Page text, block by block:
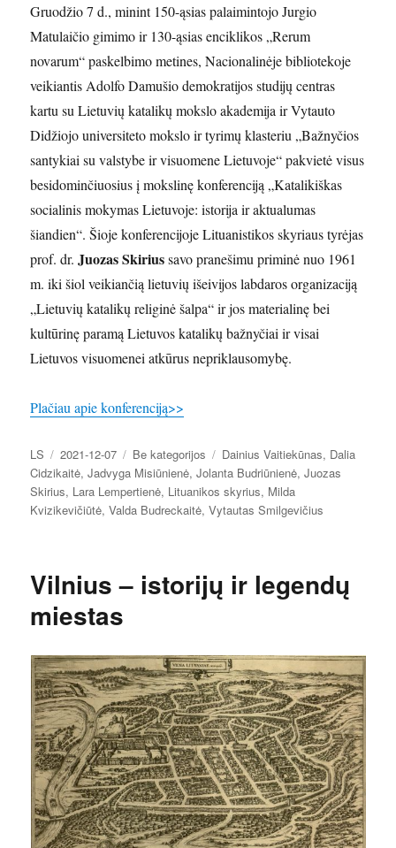
Gruodžio 7 d., minint 150-ąsias palaimintojo Jurgio
Matulaičio gimimo ir 130-ąsias enciklikos „Rerum
novarum“ paskelbimo metines, Nacionalinėje bibliotekoje
veikiantis Adolfo Damušio demokratijos studijų centras
kartu su Lietuvių katalikų mokslo akademija ir Vytauto
Didžiojo universiteto mokslo ir tyrimų klasteriu „Bažnyčios
santykiai su valstybe ir visuomene Lietuvoje“ pakvietė visus
besidominčiuosius į mokslinę konferenciją „Katalikiškas
socialinis mokymas Lietuvoje: istorija ir aktualumas
šiandien“. Šioje konferencijoje Lituanistikos skyriaus tyrėjas
prof. dr.Juozas Skiriussavo pranešimu priminė nuo 1961
m. iki šiol veikiančią lietuvių išeivijos labdaros organizaciją
„Lietuvių katalikų religinė šalpa“ ir jos materialinę bei
kultūrinę paramą Lietuvos katalikų bažnyčiai ir visai
Lietuvos visuomenei atkūrus nepriklausomybę.
Plačiau apie konferenciją>>
Autorius
LS Paskelbta
2021-12-07 Kategorijos
Be kategorijos Žymos
Dainius Vaitiekūnas, Dalia
Cidzikaitė,Jadvyga Misiūnienė,Jolanta Budriūnienė,Juozas
Skirius, Lara Lempertienė, Lituanikos skyrius, Milda
Kvizikevičiūtė,Valda Budreckaitė,Vytautas Smilgevičius
Vilnius – istorijų ir legendų
miestas